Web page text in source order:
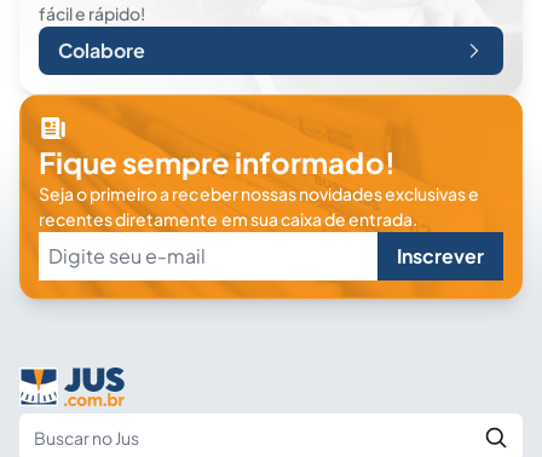
fácil e rápido!
Colabore
Fique sempre informado!
Seja o primeiro a receber nossas novidades exclusivas e
recentes diretamente em sua caixa de entrada.
Inscrever